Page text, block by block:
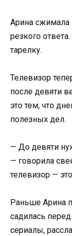
Арина сжимала
резкого
тарелку.
Телевизор
после девяти
это тем, что
полезных дел.
— До девяти
— говорила
телевизор —
Раньше Арина
садилась
сериалы,